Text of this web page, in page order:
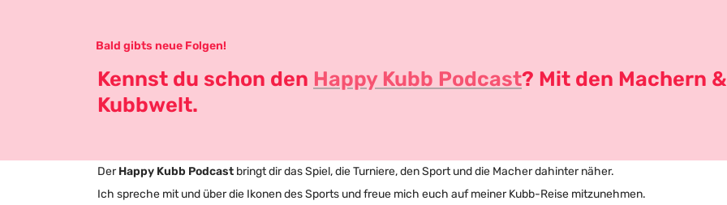
Bald gibts neue Folgen!
Kennst du schon den Happy Kubb Podcast? Mit den Machern
Kubbwelt.
Der Happy Kubb Podcast bringt dir das Spiel, die Turniere, den Sport und die Macher dahinter näher.
Ich spreche mit und über die Ikonen des Sports und freue mich euch auf meiner Kubb-Reise mitzunehmen.